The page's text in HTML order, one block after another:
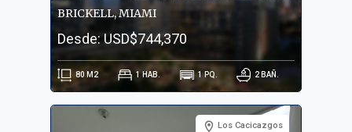
BRICKELL, MIAMI
Desde: USD$744,370
80 M2 1HAB. 1PQ. 2 BAÑ.
Los Cacicazgos